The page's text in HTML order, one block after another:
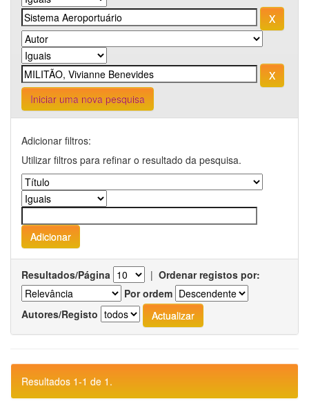
Iniciar uma nova pesquisa
Adicionar filtros:
Utilizar filtros para refinar o resultado da pesquisa.
Resultados/Página | Ordenar registos por:
Por ordem
Autores/Registo
Resultados 1-1 de 1.